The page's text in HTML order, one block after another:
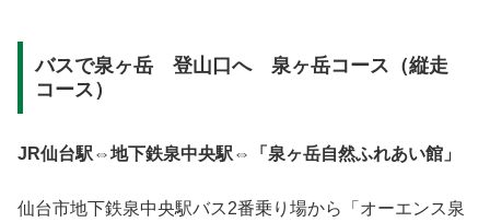
バスで泉ヶ岳 登山口へ 泉ヶ岳コース（縦走
コース）
JR仙台駅⇔地下鉄泉中央駅⇔「泉ヶ岳自然ふれあい館」
仙台市地下鉄泉中央駅バス2番乗り場から「オーエンス泉